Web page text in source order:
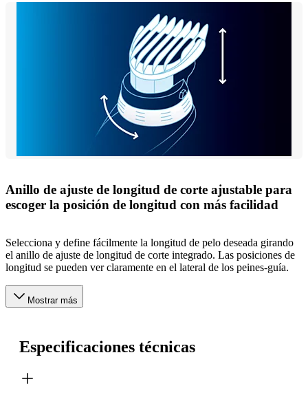
Anillo de ajuste de longitud de corte ajustable para
escoger la posición de longitud con más facilidad
Selecciona y define fácilmente la longitud de pelo deseada girando
el anillo de ajuste de longitud de corte integrado. Las posiciones de
longitud se pueden ver claramente en el lateral de los peines-guía.
Mostrar más
Especificaciones técnicas